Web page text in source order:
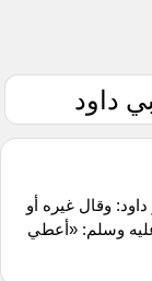
داود
وقال غيره أو
وسلم: «أعطي